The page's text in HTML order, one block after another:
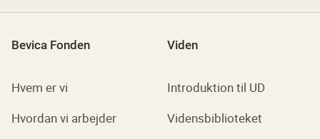
Bevica Fonden
Hvem er vi
Hvordan vi arbejder
Viden
Introduktion til UD
Vidensbiblioteket